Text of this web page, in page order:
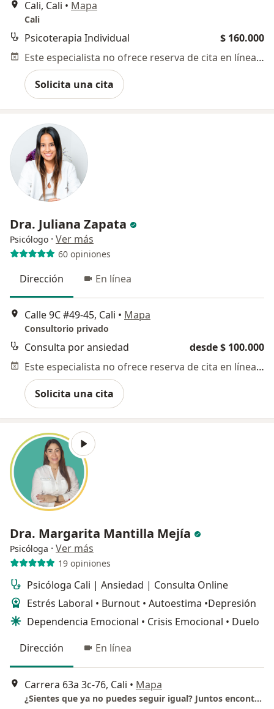
Cali, Cali • Mapa
Cali
Psicoterapia Individual
$ 160.000
Este especialista no ofrece reserva de cita en línea en esta dirección.
Solicita una cita
Dra. Juliana Zapata
Psicólogo · Ver más
60 opiniones
Dirección En línea
Calle 9C #49-45, Cali • Mapa
Consultorio privado
Consulta por ansiedad
desde $ 100.000
Este especialista no ofrece reserva de cita en línea en esta dirección.
Solicita una cita
Dra. Margarita Mantilla Mejía
Psicóloga · Ver más
19 opiniones
Psicóloga Cali | Ansiedad | Consulta Online
Estrés Laboral • Burnout • Autoestima •Depresión
Dependencia Emocional • Crisis Emocional • Duelo
Dirección
En línea
Carrera 63a 3c-76, Cali • Mapa
¿Sientes que ya no puedes seguir igual? Juntos encontraremos la raíz de lo que estás viviendo para lograr cambios profundos y duraderos.